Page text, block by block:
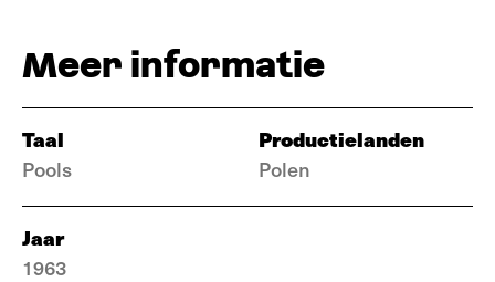
Meer informatie
Taal
Pools
Productielanden
Polen
Jaar
1963